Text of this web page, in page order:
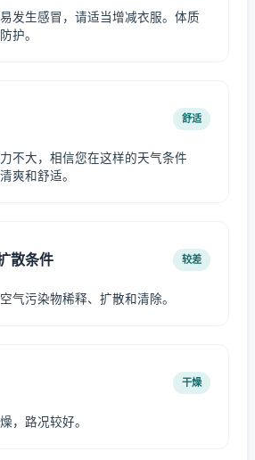
发生感冒，请适当增减衣服。体质
护。
舒适
不大，相信您在这样的天气条件
爽和舒适。
散条件 较差
气污染物稀释、扩散和清除。
干燥
，路况较好。